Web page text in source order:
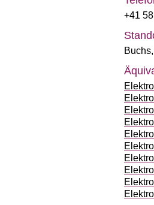
+41
Buchs,